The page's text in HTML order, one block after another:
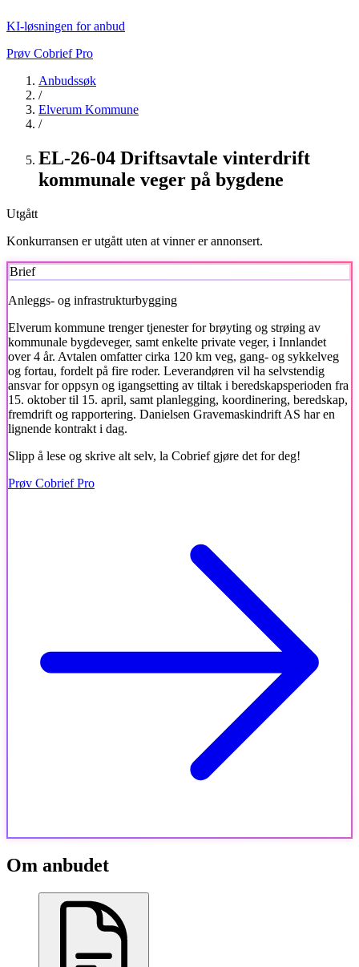
KI-løsningen for anbud
Prøv Cobrief Pro
Anbudssøk
/
Elverum Kommune
/
EL-26-04 Driftsavtale vinterdrift
kommunale veger på bygdene
Utgått
Konkurransen er utgått uten at vinner er annonsert.
Brief
Anleggs- og infrastrukturbygging
Elverum kommune trenger tjenester for brøyting og strøing av
kommunale bygdeveger, samt enkelte private veger, i Innlandet
over 4 år. Avtalen omfatter cirka 120 km veg, gang- og sykkelveg
og fortau, fordelt på fire roder. Leverandøren vil ha selvstendig
ansvar for oppsyn og igangsetting av tiltak i beredskapsperioden fra
15. oktober til 15. april, samt planlegging, koordinering, beredskap,
fremdrift og rapportering. Danielsen Gravemaskindrift AS har en
lignende kontrakt i dag.
Slipp å lese og skrive alt selv, la Cobrief gjøre det for deg!
Prøv Cobrief Pro
Om anbudet